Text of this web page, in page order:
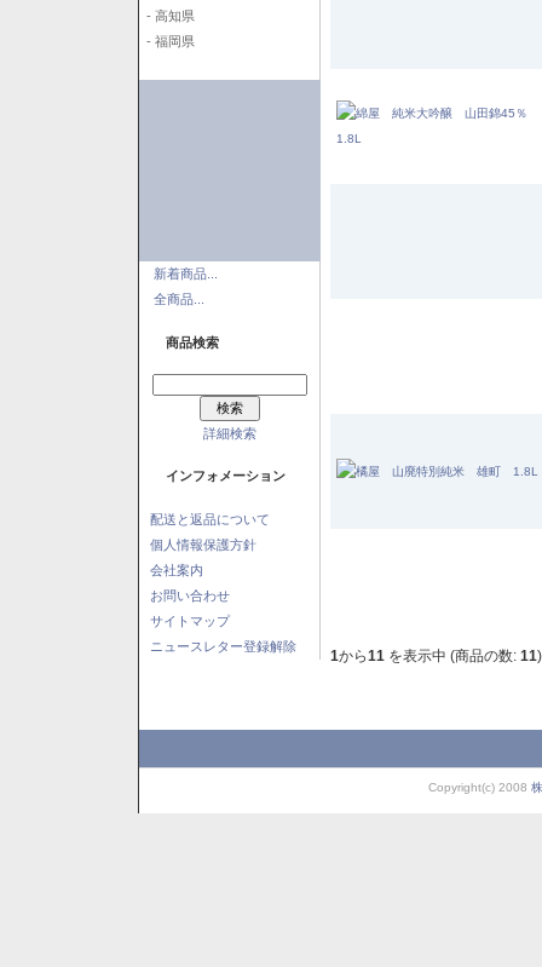
- 高知県
- 福岡県
新着商品...
全商品...
商品検索
詳細検索
インフォメーション
配送と返品について
個人情報保護方針
会社案内
お問い合わせ
サイトマップ
ニュースレター登録解除
1から11 を表示中 (商品の数: 11)
Copyright(c) 2008